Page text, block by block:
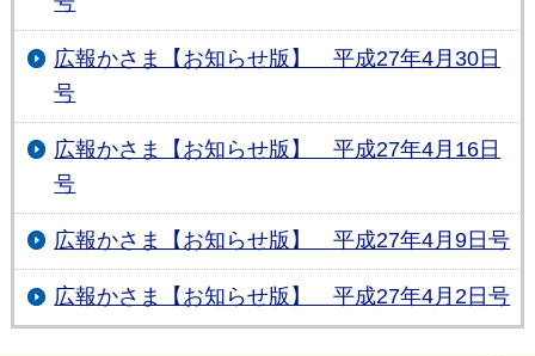
広報かさま【お知らせ版】 平成27年4月30日
号
広報かさま【お知らせ版】 平成27年4月16日
号
広報かさま【お知らせ版】 平成27年4月9日号
広報かさま【お知らせ版】 平成27年4月2日号